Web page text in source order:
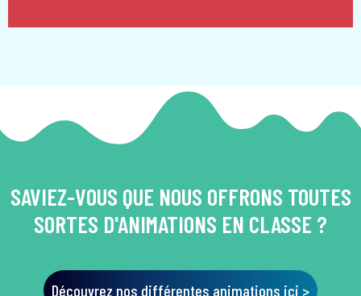
SAVIEZ-VOUS QUE NOUS OFFRONS TOUTES
SORTES D'ANIMATIONS EN CLASSE ?
Découvrez nos différentes animations ici >